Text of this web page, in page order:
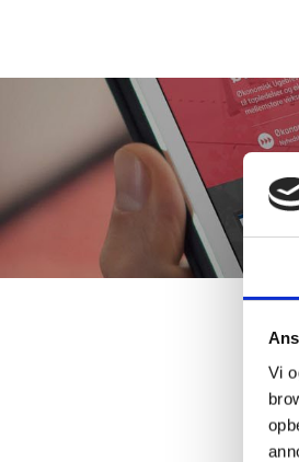
Vi